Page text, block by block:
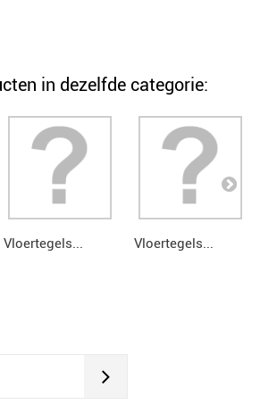
in dezelfde categorie:
Vloertegels... Vloertegels...